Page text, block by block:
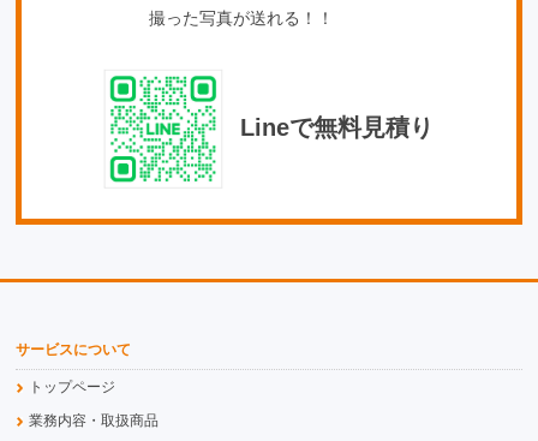
撮った写真が送れる！！
Lineで無料見積り
サービスについて
トップページ
業務内容・取扱商品